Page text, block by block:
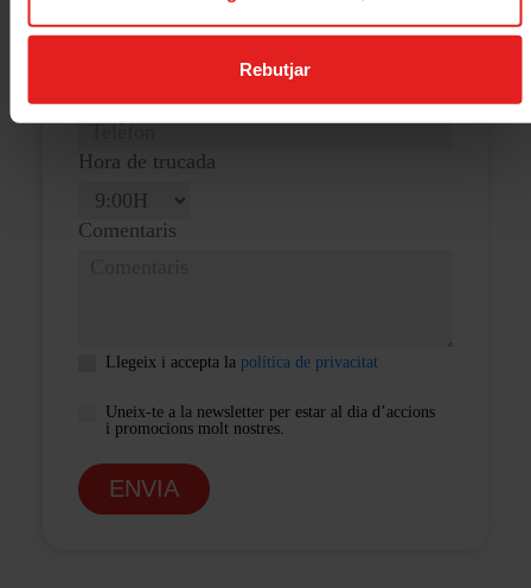
Rebutjar
Adreça electrònica
Hora de trucada
Comentaris
Llegeix i accepta la política de privacitat
Uneix-te a la newsletter per estar al dia d’accions
i promocions molt nostres.
ENVIA